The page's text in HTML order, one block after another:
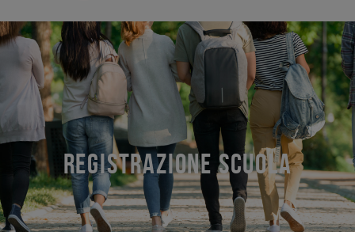
REGISTRAZIONE SCUOLA